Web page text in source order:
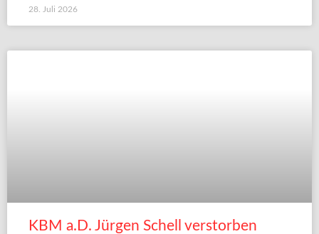
28. Juli 2026
KBM a.D. Jürgen Schell verstorben